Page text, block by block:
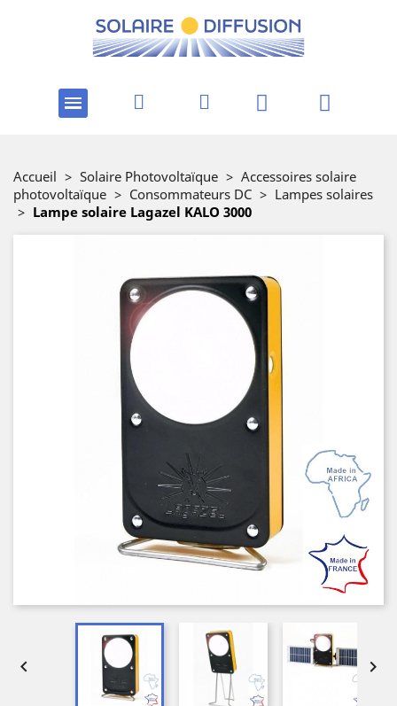
Accueil > Solaire Photovoltaïque > Accessoires solaire
photovoltaïque > Consommateurs DC > Lampes solaires
> Lampe solaire Lagazel KALO 3000
 